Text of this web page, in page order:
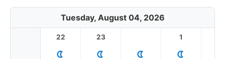
Tuesday, August 04, 2026
22 23 1